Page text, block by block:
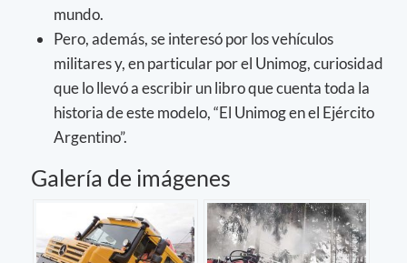
mundo.
Pero, además, se interesó por los vehículos
militares y, en particular por el Unimog, curiosidad
que lo llevó a escribir un libro que cuenta toda la
historia de este modelo, “El Unimog en el Ejército
Argentino”.
Galería de imágenes